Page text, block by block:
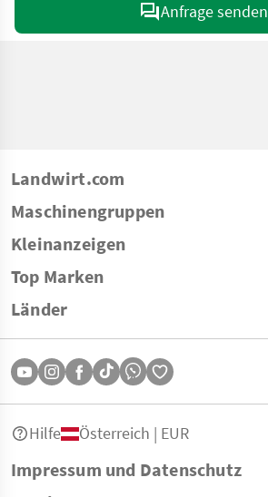
Anfrage senden
Landwirt.com
Maschinengruppen
Kleinanzeigen
Top Marken
Länder
Impressum und Datenschutz
Hilfe Österreich | EUR